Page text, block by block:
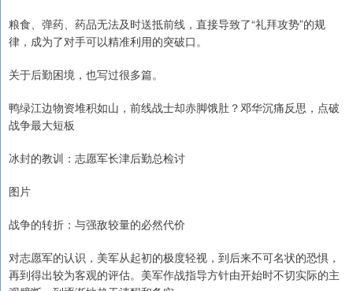
粮食、弹药、药品无法及时送抵前线，直接导致了“礼拜攻势”的规
律，成为了对手可以精准利用的突破口。
关于后勤困境，也写过很多篇。
鸭绿江边物资堆积如山，前线战士却赤脚饿肚？邓华沉痛反思，点破
战争最大短板
冰封的教训：志愿军长津后勤总检讨
图片
战争的转折：与强敌较量的必然代价
对志愿军的认识，美军从起初的极度轻视，到后来不可名状的恐惧，
再到得出较为客观的评估。美军作战指导方针由开始时不切实际的主